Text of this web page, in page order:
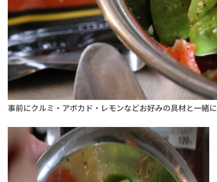
事前にクルミ・アボカド・レモンなどお好みの具材と一緒